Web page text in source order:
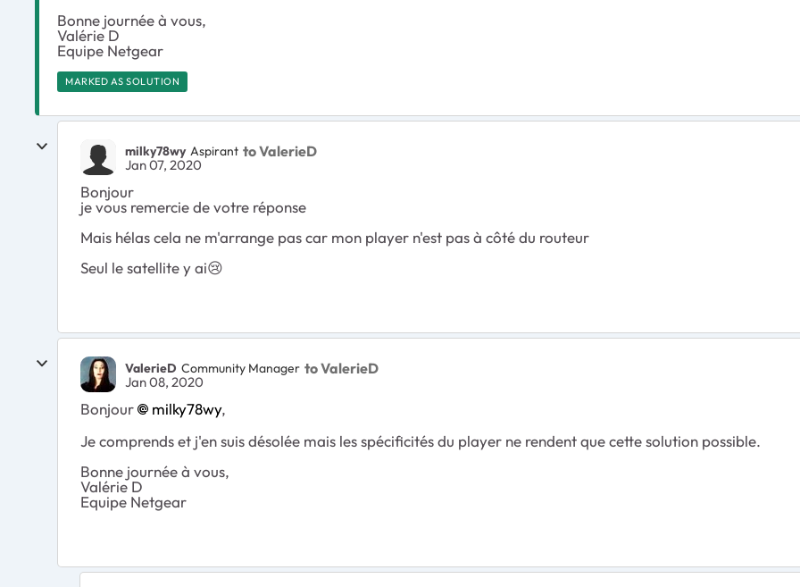
Bonne journée à vous,
Valérie D
Equipe Netgear
MARKED AS SOLUTION
milky78wy Aspirant to ValerieD
Jan 07, 2020
Bonjour
je vous remercie de votre réponse
Mais hélas cela ne m'arrange pas car mon player n'est pas à côté du routeur
Seul le satellite y ai😢
ValerieD Community Manager to ValerieD
Jan 08, 2020
Bonjour milky78wy,
Je comprends et j'en suis désolée mais les spécificités du player ne rendent que cette solution possible.
Bonne journée à vous,
Valérie D
Equipe Netgear